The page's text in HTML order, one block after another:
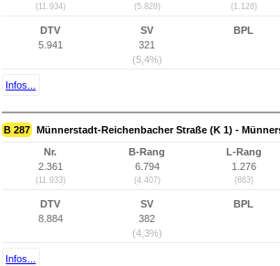
(11.934) (5.828) (1.128)
DTV
5.941
SV
321
(5,4%)
BPL
Infos...
B 287 Münnerstadt-Reichenbacher Straße (K 1) -
Nr.
2.361
(11.933)
B-Rang
6.794
(4.407)
L-Rang
1.276
(863)
DTV
8.884
SV
382
(4,3%)
BPL
Infos...